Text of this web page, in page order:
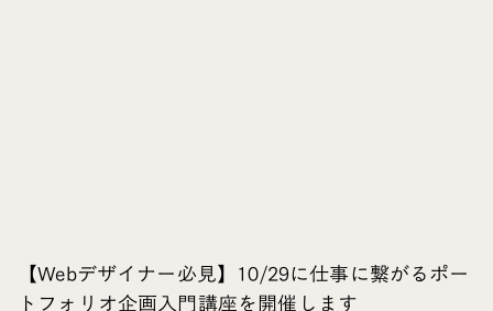
【Webデザイナー必見】10/29に仕事に繋がるポー